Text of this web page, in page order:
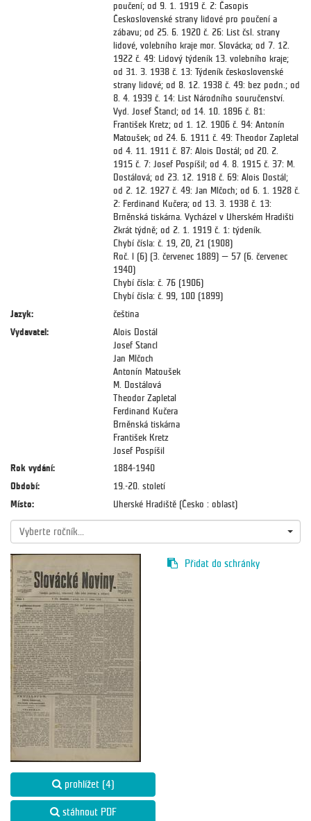
poučení; od 9. 1. 1919 č. 2: Časopis
Československé strany lidové pro poučení a
zábavu; od 25. 6. 1920 č. 26: List čsl. strany
lidové, volebního kraje mor. Slovácka; od 7. 12.
1922 č. 49: Lidový týdeník 13. volebního kraje;
od 31. 3. 1938 č. 13: Týdeník československé
strany lidové; od 8. 12. 1938 č. 49: bez podn.; od
8. 4. 1939 č. 14: List Národního souručenství.
Vyd. Josef Štancl; od 14. 10. 1896 č. 81:
František Kretz; od 1. 12. 1906 č. 94: Antonín
Matoušek; od 24. 6. 1911 č. 49: Theodor Zapletal
od 4. 11. 1911 č. 87: Alois Dostál; od 20. 2.
1915 č. 7: Josef Pospíšil; od 4. 8. 1915 č. 37: M.
Dostálová; od 23. 12. 1918 č. 69: Alois Dostál;
od 2. 12. 1927 č. 49: Jan Mlčoch; od 6. 1. 1928 č.
2: Ferdinand Kučera; od 13. 3. 1938 č. 13:
Brněnská tiskárna. Vycházel v Uherském Hradišti
2krát týdně; od 2. 1. 1919 č. 1: týdeník.
Chybí čísla: č. 19, 20, 21 (1908)
Roč. l (6) (3. červenec 1889) — 57 (6. červenec
1940)
Chybí čísla: č. 76 (1906)
Chybí čísla: č. 99, 100 (1899)
Jazyk:
čeština
Vydavatel:
Alois Dostál
Josef Stancl
Jan Mlčoch
Antonín Matoušek
M. Dostálová
Theodor Zapletal
Ferdinand Kučera
Brněnská tiskárna
František Kretz
Josef Pospíšil
Rok vydání:
1884-1940
Období:
19.-20. století
Místo:
Uherské Hradiště (Česko : oblast)
Vyberte ročník...
prohlížet (4)
stáhnout PDF
Přidat do schránky